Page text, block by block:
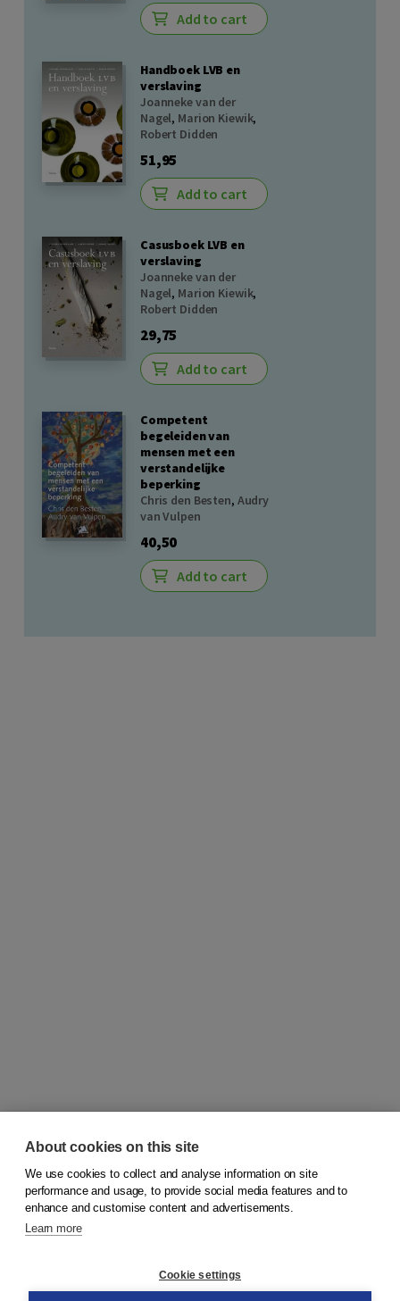
Add to cart
Handboek LVB en
verslaving
Joanneke van der
Nagel, Marion Kiewik,
Robert Didden
51,95
Add to cart
Casusboek LVB en
verslaving
Joanneke van der
Nagel, Marion Kiewik,
Robert Didden
29,75
Add to cart
Competent
begeleiden van
mensen met een
verstandelijke
beperking
Chris den Besten, Audry
van Vulpen
40,50
Add to cart
© 2026Koninklijke Boom uitgevers
Order
About cookies on this site
We use cookies to collect and analyse information on site
performance and usage, to provide social media features and to
enhance and customise content and advertisements.
Learn more
Cookie settings